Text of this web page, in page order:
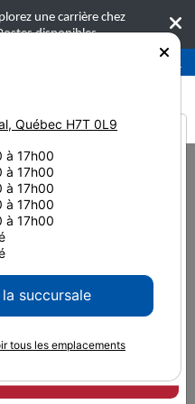
une carrière chez
disponibles
450-781-9600
de presse
terme
la page
bien, il est facile
you are
, Québec H7T 0L9
à 17h00
à 17h00
à 17h00
à 17h00
à 17h00
succursale
tous les emplacements